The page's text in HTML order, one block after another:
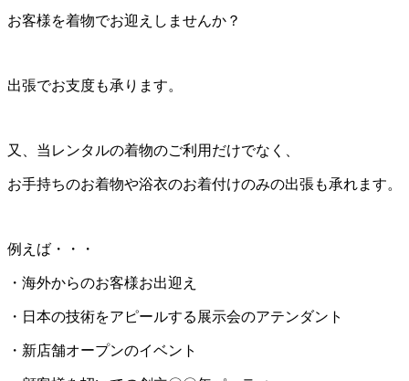
お客様を着物でお迎えしませんか？
出張でお支度も承ります。
又、当レンタルの着物のご利用だけでなく、
お手持ちのお着物や浴衣のお着付けのみの出張も承れます。
例えば・・・
・海外からのお客様お出迎え
・日本の技術をアピールする展示会のアテンダント
・新店舗オープンのイベント